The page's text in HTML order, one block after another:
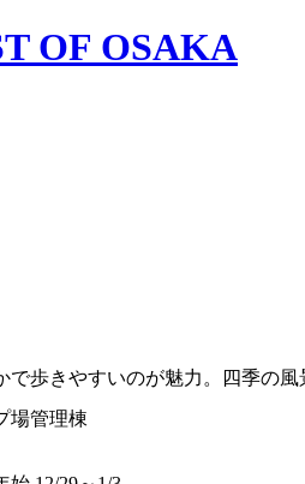
歩きやすいのが魅力。四季の
場管理棟